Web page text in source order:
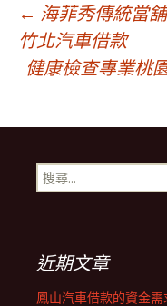
文
章
導
覽
列
← 海菲秀傳統當
竹北汽車借款
健康檢查專業桃
搜
尋
近期文章
鳳山汽車借款的資金